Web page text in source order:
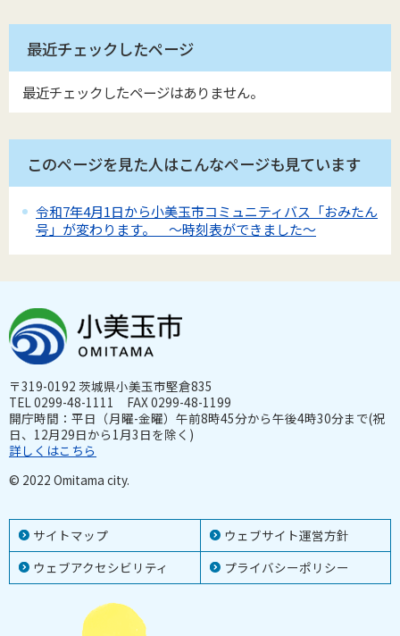
最近チェックしたページ
最近チェックしたページはありません。
このページを見た人はこんなページも見ています
令和7年4月1日から小美玉市コミュニティバス「おみたん
号」が変わります。 ～時刻表ができました～
サイトマップ
ウェブサイト運営方針
ウェブアクセシビリティ
プライバシーポリシー
〒319-0192 茨城県小美玉市堅倉835
TEL 0299-48-1111 FAX 0299-48-1199
開庁時間：平日（月曜-金曜）午前8時45分から午後4時30分まで(祝
日、12月29日から1月3日を除く)
詳しくはこちら
© 2022 Omitama city.